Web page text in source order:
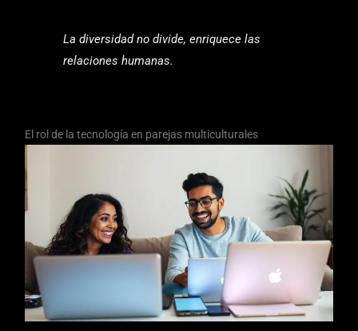
La diversidad no divide, enriquece las
relaciones humanas.
El rol de la tecnología en parejas multiculturales